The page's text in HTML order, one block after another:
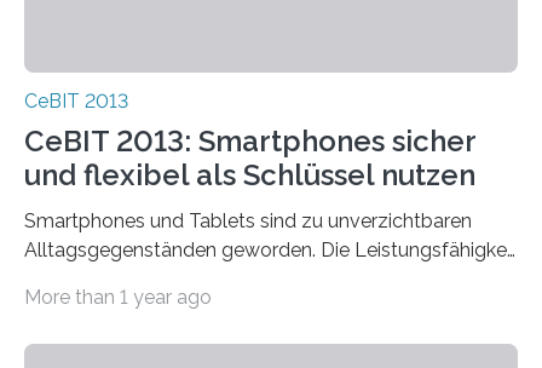
CeBIT 2013
CeBIT 2013: Smartphones sicher
und flexibel als Schlüssel nutzen
Smartphones und Tablets sind zu unverzichtbaren
Alltagsgegenständen geworden. Die Leistungsfähigkeit
sein:…
More than 1 year ago